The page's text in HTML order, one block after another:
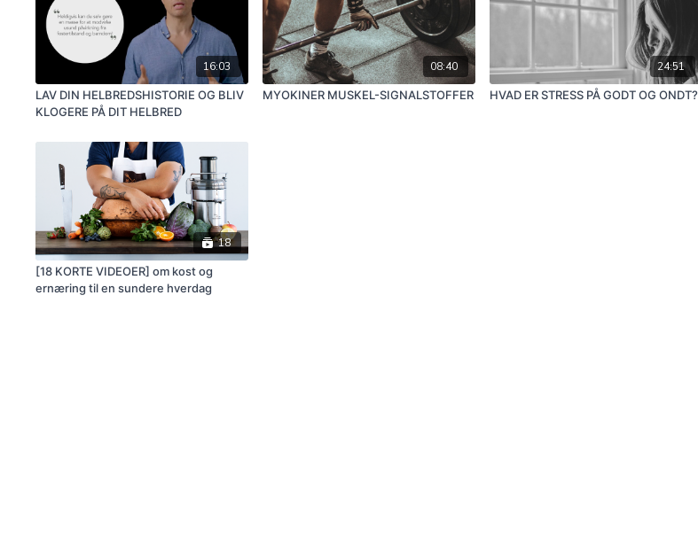
16:03
LAV DIN HELBREDSHISTORIE OG BLIV
KLOGERE PÅ DIT HELBRED
08:40
MYOKINER MUSKEL-SIGNALSTOFFER
24:51
HVAD ER STRESS PÅ GODT OG ONDT?
18
[18 KORTE VIDEOER] om kost og
ernæring til en sundere hverdag